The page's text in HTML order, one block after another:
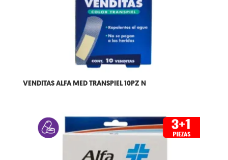
VENDITAS ALFA MED TRANSPIEL 10PZ N